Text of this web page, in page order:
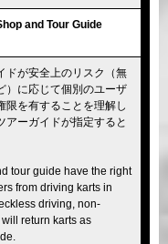
and Tour Guide
ドが安全上のリスク（無
）に応じて個別のユーザ
限を有することを理解し
アーガイドが指定すると
tour guide have the right
from driving karts in
driving, non-
return karts as